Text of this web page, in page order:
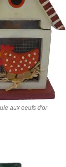
aux oeufs d'or